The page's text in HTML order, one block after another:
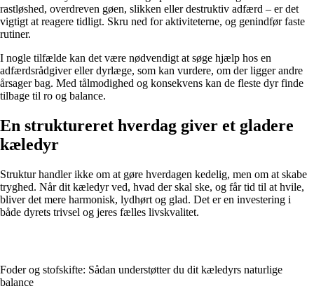
rastløshed, overdreven gøen, slikken eller destruktiv adfærd – er det
vigtigt at reagere tidligt. Skru ned for aktiviteterne, og genindfør faste
rutiner.
I nogle tilfælde kan det være nødvendigt at søge hjælp hos en
adfærdsrådgiver eller dyrlæge, som kan vurdere, om der ligger andre
årsager bag. Med tålmodighed og konsekvens kan de fleste dyr finde
tilbage til ro og balance.
En struktureret hverdag giver et gladere
kæledyr
Struktur handler ikke om at gøre hverdagen kedelig, men om at skabe
tryghed. Når dit kæledyr ved, hvad der skal ske, og får tid til at hvile,
bliver det mere harmonisk, lydhørt og glad. Det er en investering i
både dyrets trivsel og jeres fælles livskvalitet.
Foder og stofskifte: Sådan understøtter du dit kæledyrs naturlige
balance